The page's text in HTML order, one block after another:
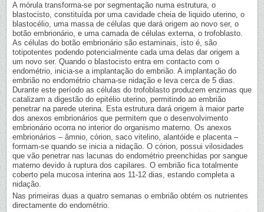
A mórula transforma-se por segmentação numa estrutura, o
blastocisto, constituída por uma cavidade cheia de liquido uterino, o
blastocélio, uma massa de células que dará origem ao novo ser, o
botão embrionário, e uma camada de células externa, o trofoblasto.
As células do botão embrionário são estaminais, isto é, são
totipotentes podendo potencialmente cada uma delas dar origem a
um novo ser. Quando o blastocisto entra em contacto com o
endométrio, inicia-se a implantação do embrião. A implantação do
embrião no endométrio chama-se nidação e leva cerca de 5 dias.
Durante este período as células do trofoblasto produzem enzimas que
catalizam a digestão do epitélio uterino, permitindo ao embrião
penetrar na parede uterina. Esta estrutura dará origem à maior parte
dos anexos embrionários que permitem que o desenvolvimento
embrionário ocorra no interior do organismo materno. Os anexos
embrionários – âmnio, córion, saco vitelino, alantóide e placenta –
formam-se quando se inicia a nidação. O córion, possui vilosidades
que vão penetrar nas lacunas do endométrio preenchidas por sangue
materno devido à ruptura dos capilares. O embrião fica totalmente
coberto pela mucosa interina aos 11-12 dias, estando completa a
nidação.
Nas primeiras duas a quatro semanas o embrião obtém os nutrientes
directamente do endométrio.